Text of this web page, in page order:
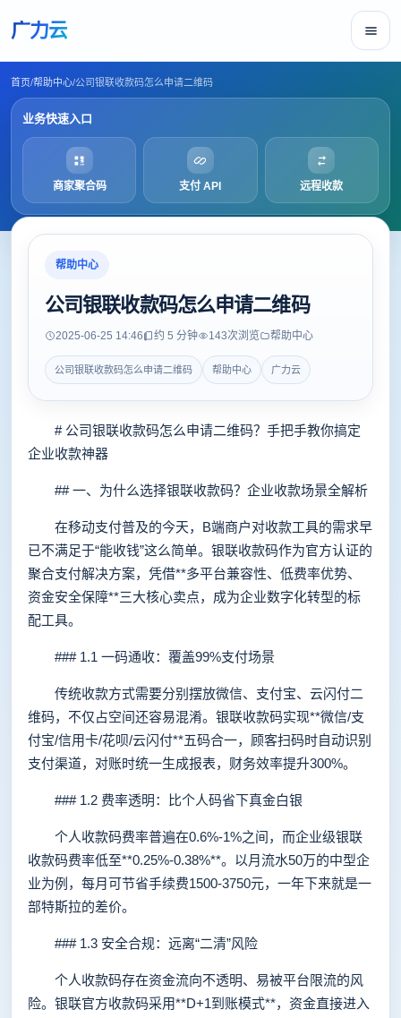
广力云
首页/帮助中心/公司银联收款码怎么申请二维码
业务快速入口
商家聚合码 支付 API 远程收款
帮助中心
公司银联收款码怎么申请二维码
2025-06-25 14:46 约 5 分钟 143次浏览 帮助中心
公司银联收款码怎么申请二维码 帮助中心 广力云
# 公司银联收款码怎么申请二维码？手把手教你搞定
企业收款神器
## 一、为什么选择银联收款码？企业收款场景全解析
在移动支付普及的今天，B端商户对收款工具的需求早
已不满足于“能收钱”这么简单。银联收款码作为官方认证的
聚合支付解决方案，凭借**多平台兼容性、低费率优势、
资金安全保障**三大核心卖点，成为企业数字化转型的标
配工具。
### 1.1 一码通收：覆盖99%支付场景
传统收款方式需要分别摆放微信、支付宝、云闪付二
维码，不仅占空间还容易混淆。银联收款码实现**微信/支
付宝/信用卡/花呗/云闪付**五码合一，顾客扫码时自动识别
支付渠道，对账时统一生成报表，财务效率提升300%。
### 1.2 费率透明：比个人码省下真金白银
个人收款码费率普遍在0.6%-1%之间，而企业级银联
收款码费率低至**0.25%-0.38%**。以月流水50万的中型企
业为例，每月可节省手续费1500-3750元，一年下来就是一
部特斯拉的差价。
### 1.3 安全合规：远离“二清”风险
个人收款码存在资金流向不透明、易被平台限流的风
险。银联官方收款码采用**D+1到账模式**，资金直接进入